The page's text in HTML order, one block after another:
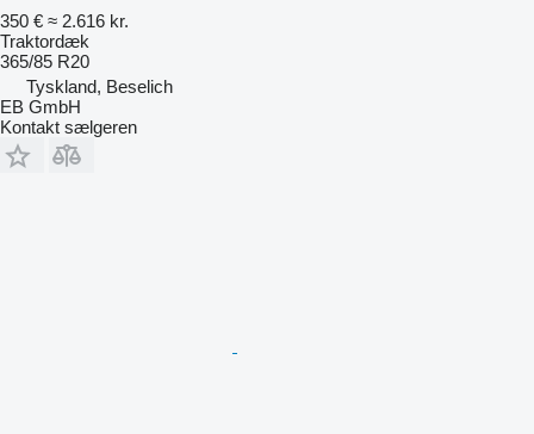
350 € ≈ 2.616 kr.
Traktordæk
365/85 R20
Tyskland, Beselich
EB GmbH
Kontakt sælgeren